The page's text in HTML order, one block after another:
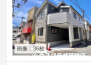
画像：36枚